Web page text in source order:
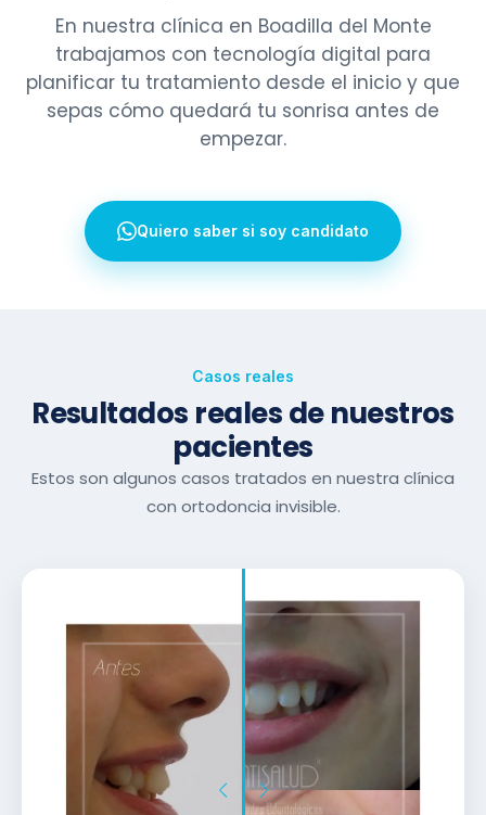
En nuestra clínica en Boadilla del Monte
trabajamos con tecnología digital para
planificar tu tratamiento desde el inicio y que
sepas cómo quedará tu sonrisa antes de
empezar.
Quiero saber si soy candidato
Casos reales
Resultados reales de nuestros
pacientes
Estos son algunos casos tratados en nuestra clínica
con ortodoncia invisible.